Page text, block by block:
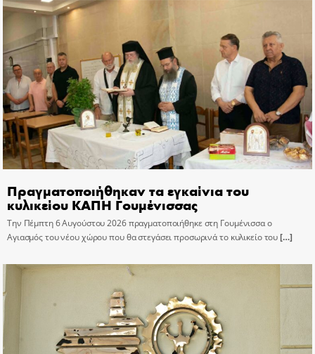
Πραγματοποιήθηκαν τα εγκαίνια του
κυλικείου ΚΑΠΗ Γουμένισσας
Την Πέμπτη 6 Αυγούστου 2026 πραγματοποιήθηκε στη Γουμένισσα ο
Αγιασμός του νέου χώρου που θα στεγάσει προσωρινά το κυλικείο του[…]